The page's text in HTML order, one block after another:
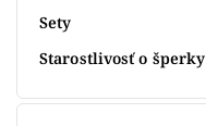
Sety
Starostlivosť o šperky